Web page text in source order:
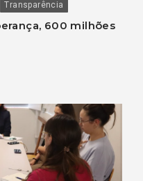
Transparência
600 milhões